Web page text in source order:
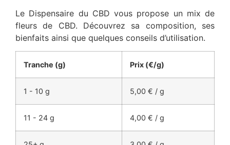
Le Dispensaire du CBD vous propose un mix de
fleurs de CBD. Découvrez sa composition, ses
bienfaits ainsi que quelques conseils d’utilisation.
Tranche (g) Prix (€/g)
1 - 10 g 5,00 € / g
11 - 24 g 4,00 € / g